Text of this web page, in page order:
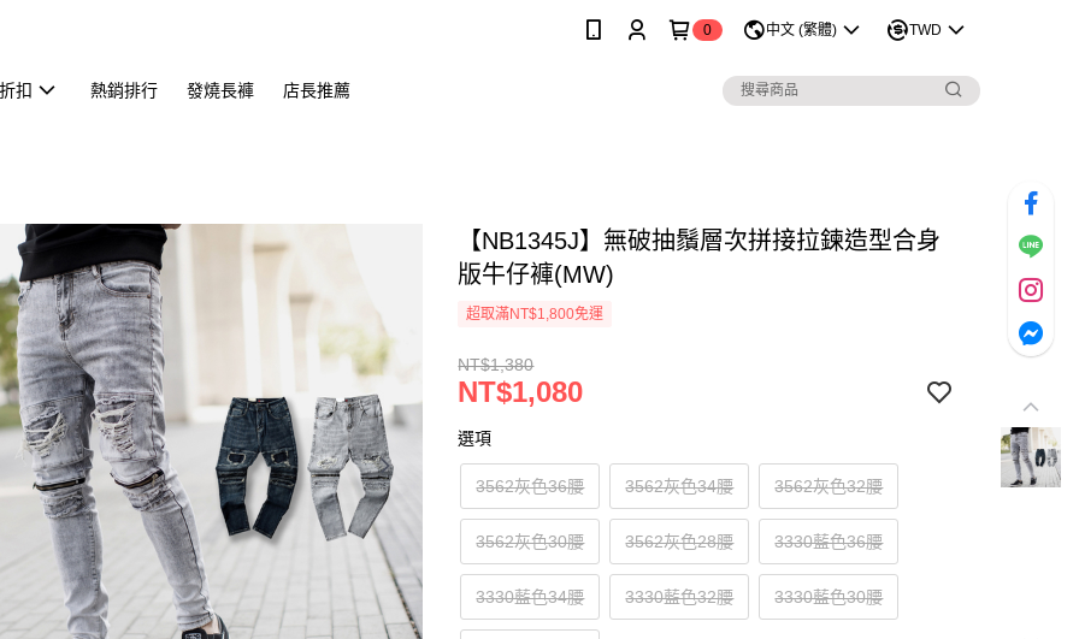
0 中文 (繁體) TWD
扣 熱銷排行 發燒長褲 店長推薦
【NB1345J】無破抽鬚層次拼接拉鍊造型合身
版牛仔褲(MW)
超取滿NT$1,800免運
NT$1,380
NT$1,080
選項
3562灰色36腰 3562灰色34腰 3562灰色32腰
3562灰色30腰 3562灰色28腰 3330藍色36腰
3330藍色34腰 3330藍色32腰 3330藍色30腰